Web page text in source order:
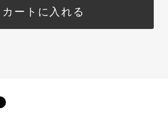
カートに入れる